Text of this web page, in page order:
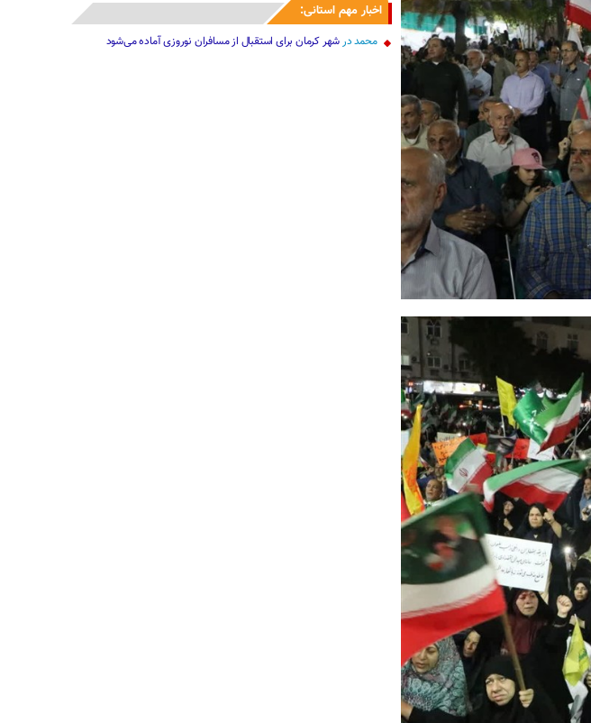
اخبار مهم استانی:
محمددر شهر کرمان برای استقبال از مسافران نوروزی آماده می‌شود